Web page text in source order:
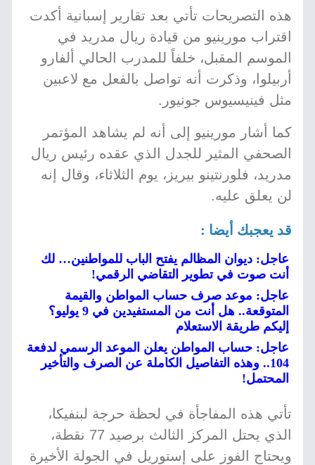
هذه التصريحات تأتي بعد تقارير إسبانية أكدت
اقتراب مورينيو من قيادة ريال مدريد في
الموسم المقبل، خلفاً للمدرب الحالي ألفارو
أربيلوا، وذكرت أنه تواصل بالفعل مع لاعبين
مثل فينيسيوس جونيور.
كما أشار مورينيو إلى أنه لم يشاهد المؤتمر
الصحفي المثير للجدل الذي عقده رئيس ريال
مدريد، فلورنتينو بيريز، يوم الثلاثاء، وقال إنه
لن يعلق عليه.
قد يعجبك أيضا :
عاجل: ديوان المظالم يفتح الباب للمواطنين… لك
أنت صوت في تطوير التقاضي الرقمي!
عاجل: موعد صرف حساب المواطن والقيمة
المتوقعة.. هل أنت من المستفيدين في 9 يوليو؟
إليكم طريقة الاستعلام
عاجل: حساب المواطن يعلن الموعد الرسمي لدفعة
104.. وهذه التفاصيل الكاملة عن الصرف والتأخير
المحتمل!
تأتي هذه المفاجأة في لحظة حرجة لبنفيكا،
الذي يحتل المركز الثالث برصيد 77 نقطة،
ويحتاج الفوز على إستوريل في الجولة الأخيرة